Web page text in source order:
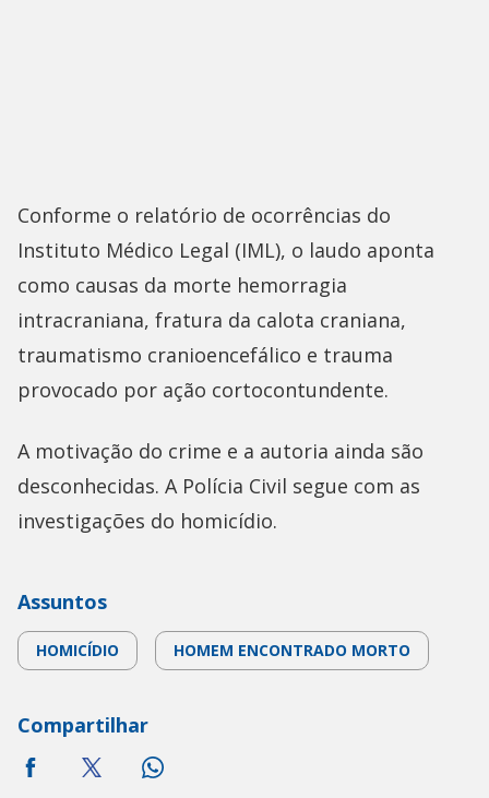
Conforme o relatório de ocorrências do
Instituto Médico Legal (IML), o laudo aponta
como causas da morte hemorragia
intracraniana, fratura da calota craniana,
traumatismo cranioencefálico e trauma
provocado por ação cortocontundente.
A motivação do crime e a autoria ainda são
desconhecidas. A Polícia Civil segue com as
investigações do homicídio.
Assuntos
HOMICÍDIO HOMEM ENCONTRADO MORTO
Compartilhar